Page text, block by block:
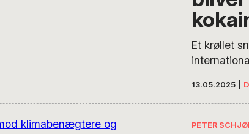
Et krøllet
“beviser”
13.05.2025
PETER